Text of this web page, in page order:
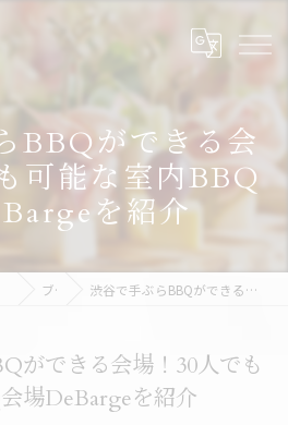
BBQができる会
可能な室内BBQ
を紹介
ブログ 渋谷で手ぶらBBQができる会場！30人でも可能な室内BBQ会場DeBargeを紹介
ができる会場！30人でも
場DeBargeを紹介